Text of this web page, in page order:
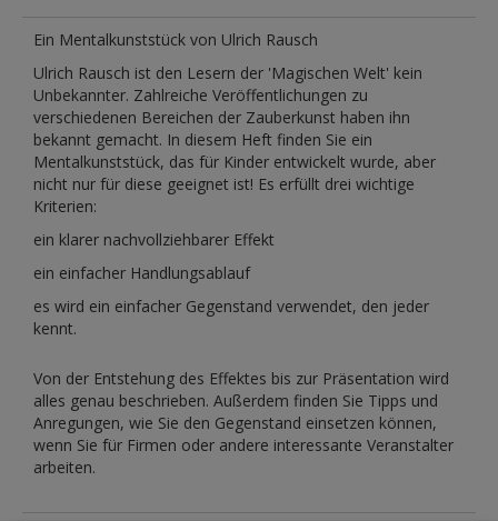
Ein Mentalkunststück von Ulrich Rausch
Ulrich Rausch ist den Lesern der 'Magischen Welt' kein
Unbekannter. Zahlreiche Veröffentlichungen zu
verschiedenen Bereichen der Zauberkunst haben ihn
bekannt gemacht. In diesem Heft finden Sie ein
Mentalkunststück, das für Kinder entwickelt wurde, aber
nicht nur für diese geeignet ist! Es erfüllt drei wichtige
Kriterien:
ein klarer nachvollziehbarer Effekt
ein einfacher Handlungsablauf
es wird ein einfacher Gegenstand verwendet, den jeder
kennt.
Von der Entstehung des Effektes bis zur Präsentation wird
alles genau beschrieben. Außerdem finden Sie Tipps und
Anregungen, wie Sie den Gegenstand einsetzen können,
wenn Sie für Firmen oder andere interessante Veranstalter
arbeiten.